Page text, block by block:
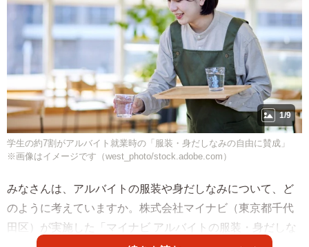
1/9
学生の約7割がアルバイト就業時の「服装・身だしなみの自由に賛成」
※画像はイメージです（west_photo/stock.adobe.com）
みなさんは、アルバイトの服装や身だしなみについて、ど
のように考えていますか。株式会社マイナビ（東京都千代
田区）が実施した「マイナビ アルバイトの服装・身だしな